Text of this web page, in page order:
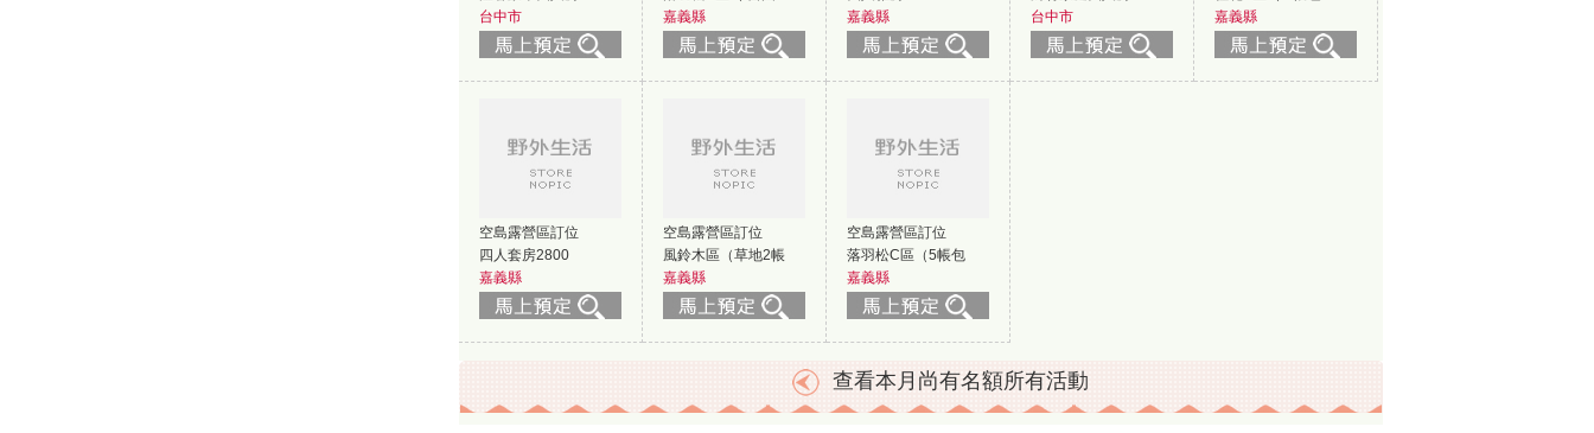
台中市
嘉義縣
嘉義縣
台中市
嘉義縣
空島露營區訂位
四人套房2800
嘉義縣
空島露營區訂位
風鈴木區（草地2帳
嘉義縣
空島露營區訂位
落羽松C區（5帳包
嘉義縣
查看本月尚有名額所有活動